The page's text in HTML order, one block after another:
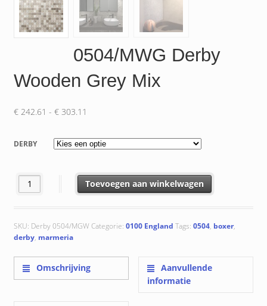
0504/MWG Derby
Wooden Grey Mix
€242.61 - €303.11
tot
€ 303.11
DERBY
0504/MWG Derby Wooden Grey Mix aantal
Toevoegen aan winkelwagen
SKU: Derby 0504/MGWCategorie: 0100 England Tags: 0504, boxer,
derby, marmeria
Omschrijving
Aanvullende
informatie